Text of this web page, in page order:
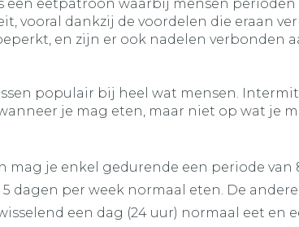
eetpatroon waarbij mensen
vooral dankzij de voordelen die eraan
en zijn er ook nadelen
populair bij heel wat mensen.
je mag eten, maar niet op wat je
mag je enkel gedurende een periode van
dagen per week normaal eten. De
een dag (24 uur) normaal eet en